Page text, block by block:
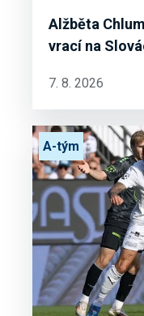
Alžběta
vrací na
7. 8. 2026
A-tým